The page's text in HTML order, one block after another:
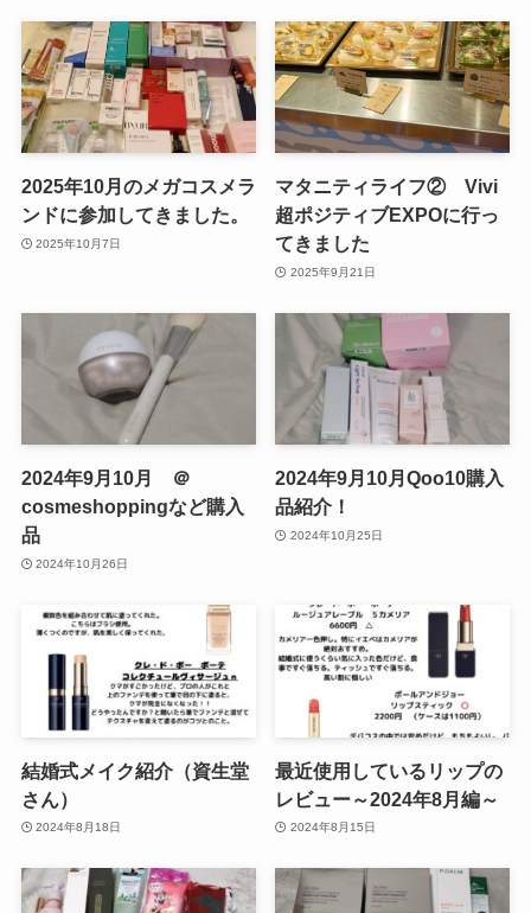
2025年10月のメガコスメラ
ンドに参加してきました。
2025年10月7日
マタニティライフ② Vivi
超ポジティブEXPOに行っ
てきました
2025年9月21日
2024年9月10月 ＠
cosmeshoppingなど購入
品
2024年10月26日
2024年9月10月Qoo10購入
品紹介！
2024年10月25日
結婚式メイク紹介（資生堂
さん）
2024年8月18日
最近使用しているリップの
レビュー～2024年8月編～
2024年8月15日